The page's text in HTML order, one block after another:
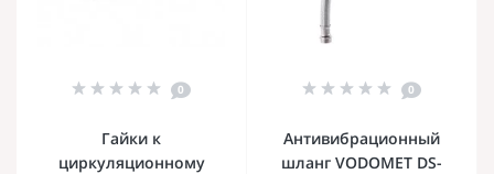
0
Гайки к
циркуляционному
0
Антивибрационный
шланг VODOMET DS-